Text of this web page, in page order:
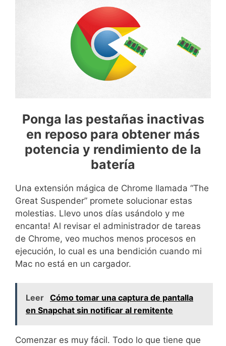
Ponga las pestañas inactivas
en reposo para obtener más
potencia y rendimiento de la
batería
Una extensión mágica de Chrome llamada “The
Great Suspender” promete solucionar estas
molestias. Llevo unos días usándolo y me
encanta! Al revisar el administrador de tareas
de Chrome, veo muchos menos procesos en
ejecución, lo cual es una bendición cuando mi
Mac no está en un cargador.
Leer Cómo tomar una captura de pantalla
en Snapchat sin notificar al remitente
Comenzar es muy fácil. Todo lo que tiene que